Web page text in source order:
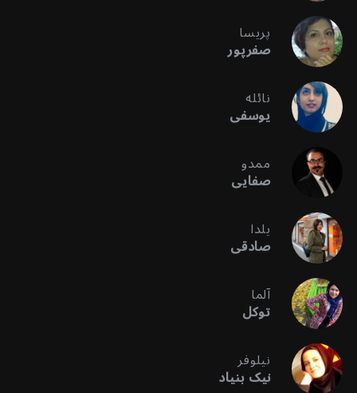
پریسا
صفرپور
نائله
یوسفی
ممدو
صفایی
یلدا
صادقی
آلما
توکل
نیلوفر
نیک بنیاد